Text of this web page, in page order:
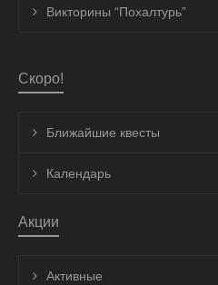
Викторины “Похалтурь”
Скоро!
Ближайшие квесты
Календарь
Акции
Активные